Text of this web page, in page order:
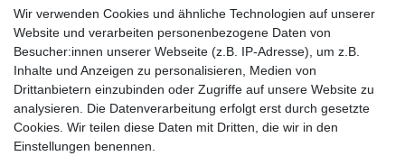
Rechtliche Informationen
Widerrufsrecht
Widerrufsformular
Datenschutzerklärung
Wir verwenden Cookies und ähnliche Technologien auf unserer
Website und verarbeiten personenbezogene Daten von
Besucher:innen unserer Webseite (z.B. IP-Adresse), um z.B.
Inhalte und Anzeigen zu personalisieren, Medien von
Drittanbietern einzubinden oder Zugriffe auf unsere Website zu
analysieren. Die Datenverarbeitung erfolgt erst durch gesetzte
Cookies. Wir teilen diese Daten mit Dritten, die wir in den
Einstellungen benennen.